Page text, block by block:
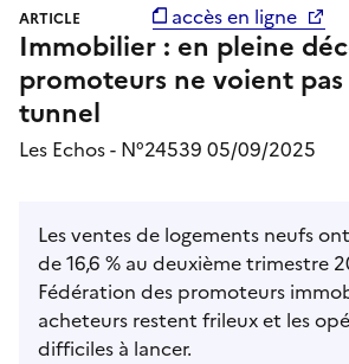
accès en ligne
ARTICLE
Immobilier : en pleine
promoteurs ne voient
tunnel
Les Echos - N°24539 05/09/2025
Les ventes de logements neufs
de 16,6 % au deuxième trimestre
Fédération des promoteurs
acheteurs restent frileux et les
difficiles à lancer.